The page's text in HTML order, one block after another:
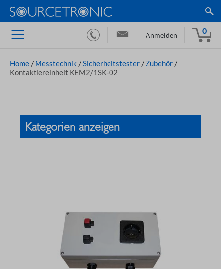
Anmelden
0
Home / Messtechnik /Sicherheitstester / Zubehör /
Kontaktiereinheit KEM2/1SK-02
Kategorien anzeigen